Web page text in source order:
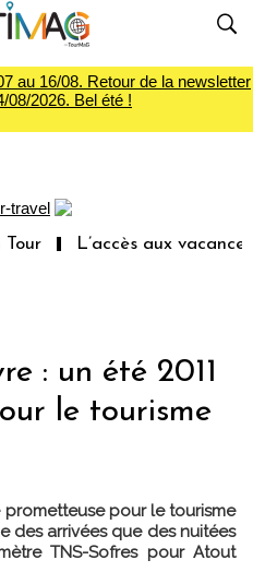
au 16/08. Retour de la newsletter
08/2026. Bel été !
L’accès aux
: un été 2011
le tourisme
prometteuse pour le tourisme
des arrivées que des nuitées
TNS-Sofres pour Atout